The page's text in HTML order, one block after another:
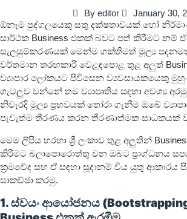
Byeditor
January 30,
ඕනෑම පුද්ගලයෙකු සතු දක්ෂතාවයක් හෝ
සාර්ථක Business එකක් බවට පත් කිරීමට නම් ඒ
සැලසුම්කරණයක් මෙන්ම ශක්තිමත් මූල්‍ය පදනමක්
වර්තමාන තරඟකාරී වෙළඳපොළ තුළ අලුත්
ව්‍යාපාර ලෝකයට පිවිසෙන ව්‍යවසායකයෙකු
ගැටලුව වන්නේ තම ව්‍යාපෘතිය සඳහා අවශ්‍ය
නිවැරදි මූල්‍ය ප්‍රභවයක් තෝරා ගැනීම ඔබේ
පැවැත්ම තීරණය කරන තීරණාත්මක සාධකයක්
මෙම ලිපිය හරහා ශ්‍රී ලංකාව තුළ අලුතින්
කිරීමට බලාපොරොත්තු වන ඔබට ප්‍රාග්ධනය
ක්‍රමවේද සහ ඒ සඳහා සූදානම් විය යුතු ආකාරය
සාකච්ඡා කරමු.
1. ස්වයං ආයෝජනය